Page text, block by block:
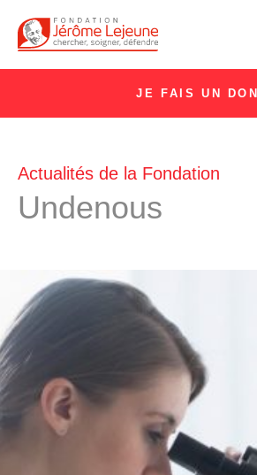
JE FAIS UN DON
Actualités de la Fondation
Undenous